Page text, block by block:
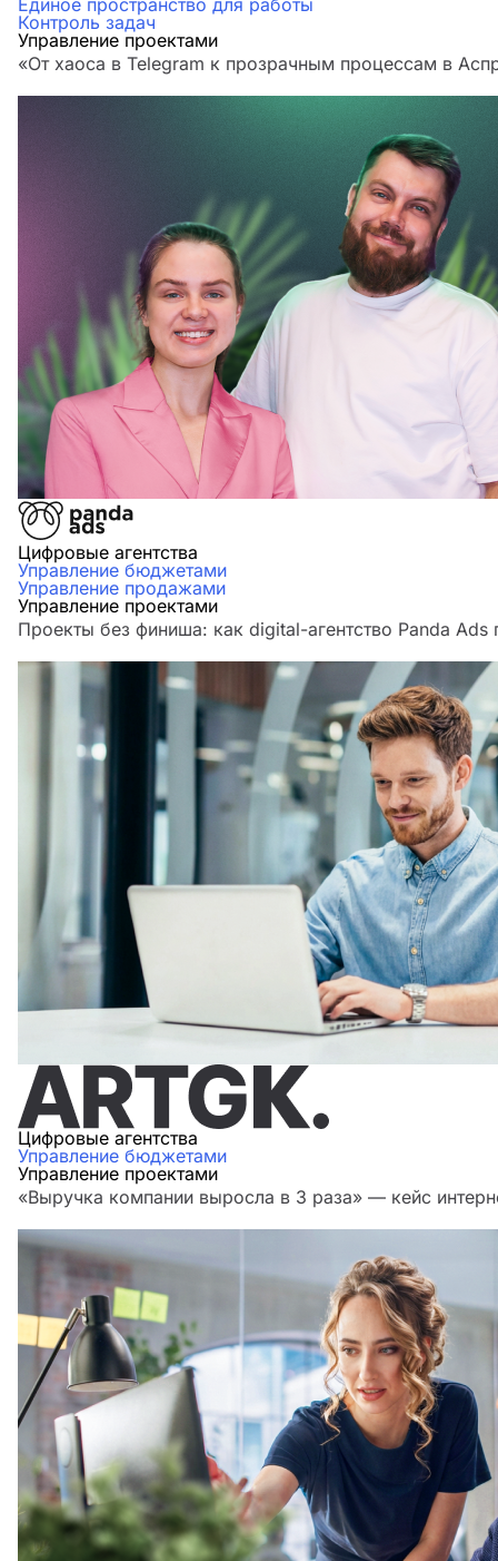
Единое пространство для работы
Контроль задач
Управление проектами
«От хаоса в Telegram к прозрачным процессам в
Цифровые агентства
Управление бюджетами
Управление продажами
Управление проектами
Проекты без финиша: как digital-агентство Panda Ads
Цифровые агентства
Управление бюджетами
Управление проектами
«Выручка компании выросла в 3 раза» — кейс